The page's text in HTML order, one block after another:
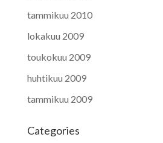
tammikuu 2010
lokakuu 2009
toukokuu 2009
huhtikuu 2009
tammikuu 2009
Categories